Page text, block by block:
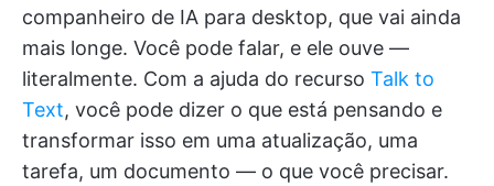
companheiro de IA para desktop, que vai ainda
mais longe. Você pode falar, e ele ouve —
literalmente. Com a ajuda do recurso Talk to
Text, você pode dizer o que está pensando e
transformar isso em uma atualização, uma
tarefa, um documento — o que você precisar.